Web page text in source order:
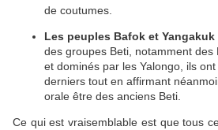
de coutumes.
Les peuples Bafok et Yangakuk
des groupes Beti, notamment des
et dominés par les Yalongo, ils
derniers tout en affirmant
orale être des anciens Beti.
Ce qui est vraisemblable est que tous